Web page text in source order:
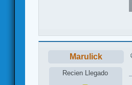
Marulick
Recien Llegado